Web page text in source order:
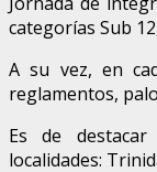
categorías Sub
A su vez, en
reglamentos,
Es de
localidades: